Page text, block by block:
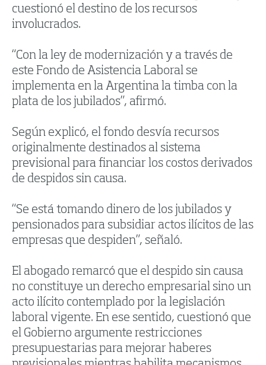
cuestionó el destino de los recursos
involucrados.
“Con la ley de modernización y a través de
este Fondo de Asistencia Laboral se
implementa en la Argentina la timba con la
plata de los jubilados”, afirmó.
Según explicó, el fondo desvía recursos
originalmente destinados al sistema
previsional para financiar los costos derivados
de despidos sin causa.
“Se está tomando dinero de los jubilados y
pensionados para subsidiar actos ilícitos de las
empresas que despiden”, señaló.
El abogado remarcó que el despido sin causa
no constituye un derecho empresarial sino un
acto ilícito contemplado por la legislación
laboral vigente. En ese sentido, cuestionó que
el Gobierno argumente restricciones
presupuestarias para mejorar haberes